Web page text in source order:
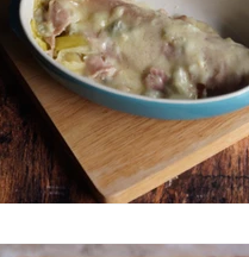
Aux flocons d'avoine
apéritives Bowlcakes
gaufres et pancakes